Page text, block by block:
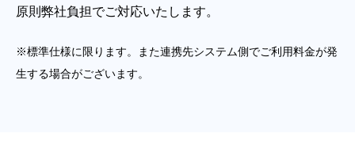
原則弊社負担でご対応いたします。
※標準仕様に限ります。また連携先システム側でご利用料金が発
生する場合がございます。